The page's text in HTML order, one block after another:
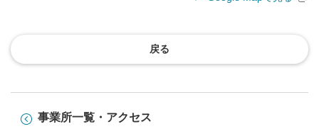
戻る
事業所一覧・アクセス